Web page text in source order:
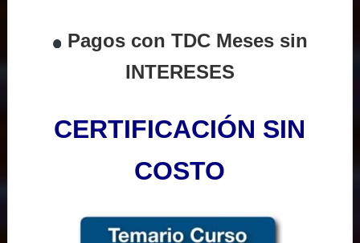
Pagos con TDC Meses sin
INTERESES
CERTIFICACIÓN SIN
COSTO